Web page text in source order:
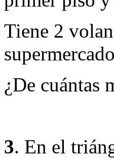
Tiene 2
¿De cuántas
3. En el